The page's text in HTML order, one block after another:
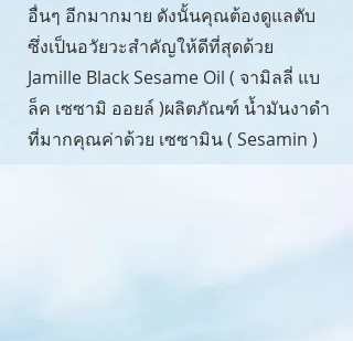
อื่นๆ อีกมากมาย ดังนั้นคุณต้องดูแลตับ
ซึ่งเป็นอวัยวะสำคัญให้ดีที่สุดด้วย
Jamille Black Sesame Oil ( จามิลลี่ แบ
ล็ค เซซามิ ออยล์ )ผลิตภัณฑ์ น้ำมันงาดำ
ที่มากคุณค่าด้วย เซซามิน ( Sesamin )